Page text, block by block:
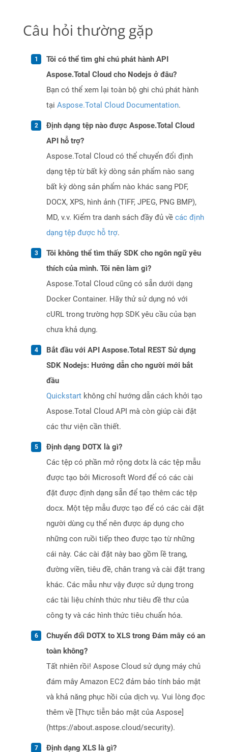
Câu hỏi thường gặp
Tôi có thể tìm ghi chú phát hành API
Aspose.Total Cloud cho Nodejs ở đâu?
Bạn có thể xem lại toàn bộ ghi chú phát hành
tại Aspose.Total Cloud Documentation.
Định dạng tệp nào được Aspose.Total Cloud
API hỗ trợ?
Aspose.Total Cloud có thể chuyển đổi định
dạng tệp từ bất kỳ dòng sản phẩm nào sang
bất kỳ dòng sản phẩm nào khác sang PDF,
DOCX, XPS, hình ảnh (TIFF, JPEG, PNG BMP),
MD, v.v. Kiểm tra danh sách đầy đủ về các định
dạng tệp được hỗ trợ.
Tôi không thể tìm thấy SDK cho ngôn ngữ yêu
thích của mình. Tôi nên làm gì?
Aspose.Total Cloud cũng có sẵn dưới dạng
Docker Container. Hãy thử sử dụng nó với
cURL trong trường hợp SDK yêu cầu của bạn
chưa khả dụng.
Bắt đầu với API Aspose.Total REST Sử dụng
SDK Nodejs: Hướng dẫn cho người mới bắt
đầu
Quickstart không chỉ hướng dẫn cách khởi tạo
Aspose.Total Cloud API mà còn giúp cài đặt
các thư viện cần thiết.
Định dạng DOTX là gì?
Các tệp có phần mở rộng dotx là các tệp mẫu
được tạo bởi Microsoft Word để có các cài
đặt được định dạng sẵn để tạo thêm các tệp
docx. Một tệp mẫu được tạo để có các cài đặt
người dùng cụ thể nên được áp dụng cho
những con ruồi tiếp theo được tạo từ những
cái này. Các cài đặt này bao gồm lề trang,
đường viền, tiêu đề, chân trang và cài đặt trang
khác. Các mẫu như vậy được sử dụng trong
các tài liệu chính thức như tiêu đề thư của
công ty và các hình thức tiêu chuẩn hóa.
Chuyển đổi DOTX to XLS trong Đám mây có an
toàn không?
Tất nhiên rồi! Aspose Cloud sử dụng máy chủ
đám mây Amazon EC2 đảm bảo tính bảo mật
và khả năng phục hồi của dịch vụ. Vui lòng đọc
thêm về [Thực tiễn bảo mật của Aspose]
(https://about.aspose.cloud/security).
Định dạng XLS là gì?